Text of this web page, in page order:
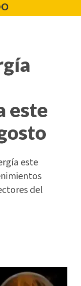
este
este
del